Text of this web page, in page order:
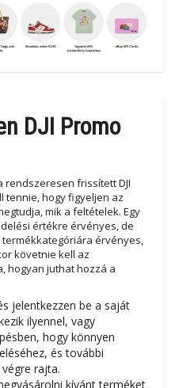
DJI Promo
frissített DJI
tennie, hogy figyeljen az
mik a feltételek. Egy
értékre érvényes, de
érvényes,
követnie kell az
hogyan juthat hozzá a
jelentkezzen be a saját
ilyennel, vagy
hogy könnyen
és további
rajta.
kívánt terméket